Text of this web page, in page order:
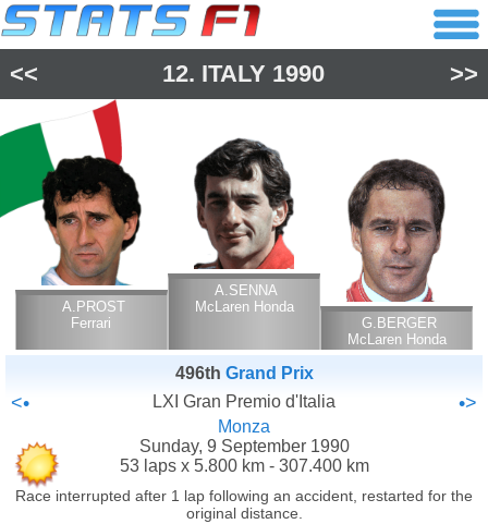
<< 12. ITALY 1990 >>
A.PROST
Ferrari
A.SENNA
McLaren Honda
G.BERGER
McLaren Honda
496th Grand Prix
<• LXI Gran Premio d'Italia •>
Monza
Sunday, 9 September 1990
53 laps x 5.800 km - 307.400 km
Race interrupted after 1 lap following an accident, restarted for the
original distance.